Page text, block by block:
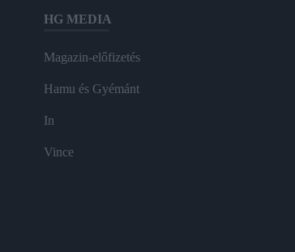
HG MEDIA
Magazin-előfizetés
Hamu és Gyémánt
In
Vince